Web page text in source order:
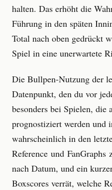
halten. Das erhöht die
Führung in den späten
Total nach oben gedrückt
Spiel in eine unerwartete
Die Bullpen-Nutzung der
Datenpunkt, den du vor
besonders bei Spielen, die
prognostiziert werden und
wahrscheinlich in den
Reference und FanGraphs
nach Datum, und ein
Boxscores verrät, welche